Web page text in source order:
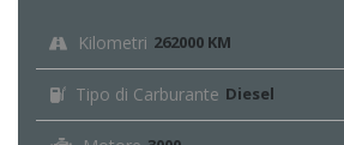
Kilometri 262000 KM
Tipo di Carburante Diesel